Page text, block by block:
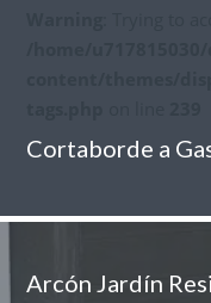
Cortaborde a
Arcón Jardín